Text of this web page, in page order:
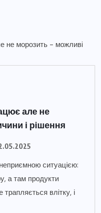
але не
і рішення
ситуацією:
а там продукти
влітку, і